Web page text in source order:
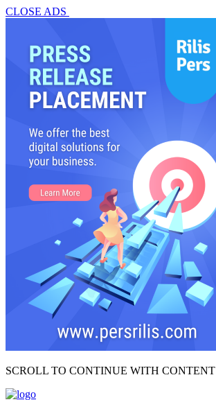
CLOSE ADS
SCROLL TO CONTINUE WITH CONTENT